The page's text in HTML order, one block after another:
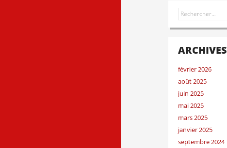
Rechercher :
ARCHIVES
février 2026
août 2025
juin 2025
mai 2025
mars 2025
janvier 2025
septembre 2024